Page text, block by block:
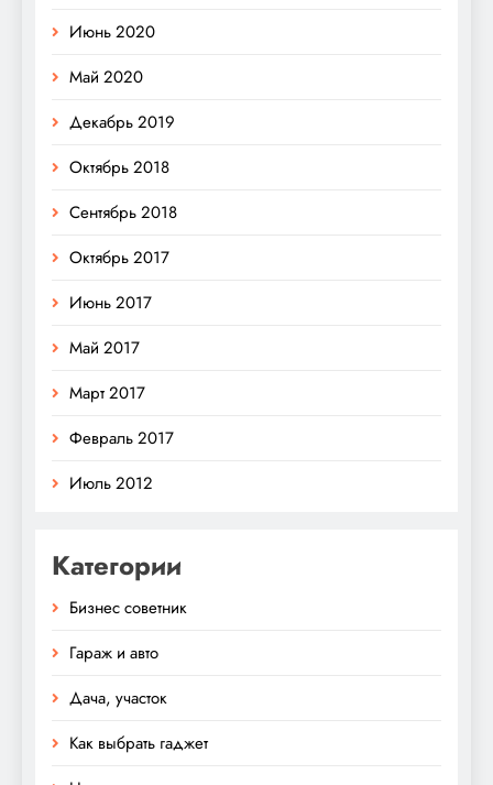
Июнь 2020
Май 2020
Декабрь 2019
Октябрь 2018
Сентябрь 2018
Октябрь 2017
Июнь 2017
Май 2017
Март 2017
Февраль 2017
Июль 2012
Категории
Бизнес советник
Гараж и авто
Дача, участок
Как выбрать гаджет